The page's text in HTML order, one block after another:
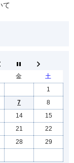
て
金
土
1
7
8
14
15
21
22
28
29